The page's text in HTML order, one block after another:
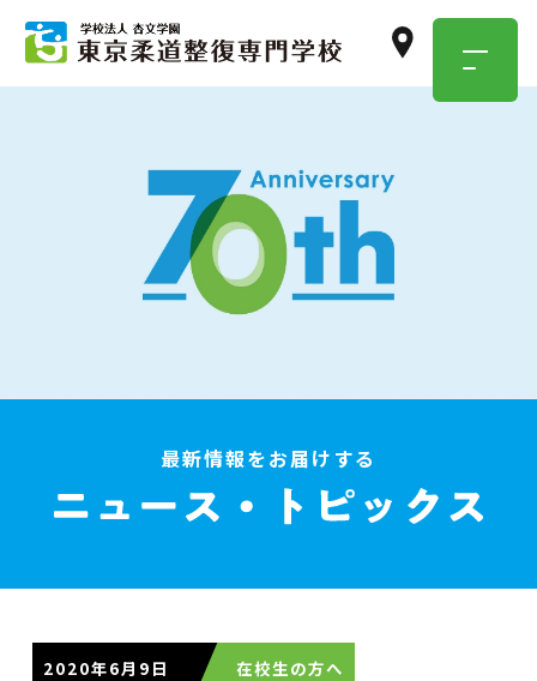
TOKYO JUSEN
OPEN
CAMPUS
学校のこと・職業のこと、
資料請求
学校案内
最新情報をお届けする
2020年6月9日